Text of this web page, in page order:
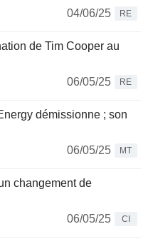
04/06/25
RE
de Tim Cooper au
06/05/25
RE
démissionne ; son
06/05/25
MT
changement de
06/05/25
CI